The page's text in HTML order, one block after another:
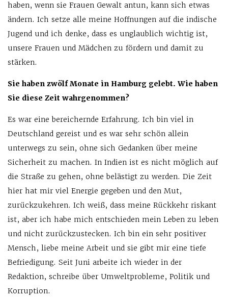
haben, wenn sie Frauen Gewalt antun, kann sich etwas
ändern. Ich setze alle meine Hoffnungen auf die indische
Jugend und ich denke, dass es unglaublich wichtig ist,
unsere Frauen und Mädchen zu fördern und damit zu
stärken.
Sie haben zwölf Monate in Hamburg gelebt. Wie haben
Sie diese Zeit wahrgenommen?
Es war eine bereichernde Erfahrung. Ich bin viel in
Deutschland gereist und es war sehr schön allein
unterwegs zu sein, ohne sich Gedanken über meine
Sicherheit zu machen. In Indien ist es nicht möglich auf
die Straße zu gehen, ohne belästigt zu werden. Die Zeit
hier hat mir viel Energie gegeben und den Mut,
zurückzukehren. Ich weiß, dass meine Rückkehr riskant
ist, aber ich habe mich entschieden mein Leben zu leben
und nicht zurückzustecken. Ich bin ein sehr positiver
Mensch, liebe meine Arbeit und sie gibt mir eine tiefe
Befriedigung. Seit Juni arbeite ich wieder in der
Redaktion, schreibe über Umweltprobleme, Politik und
Korruption.